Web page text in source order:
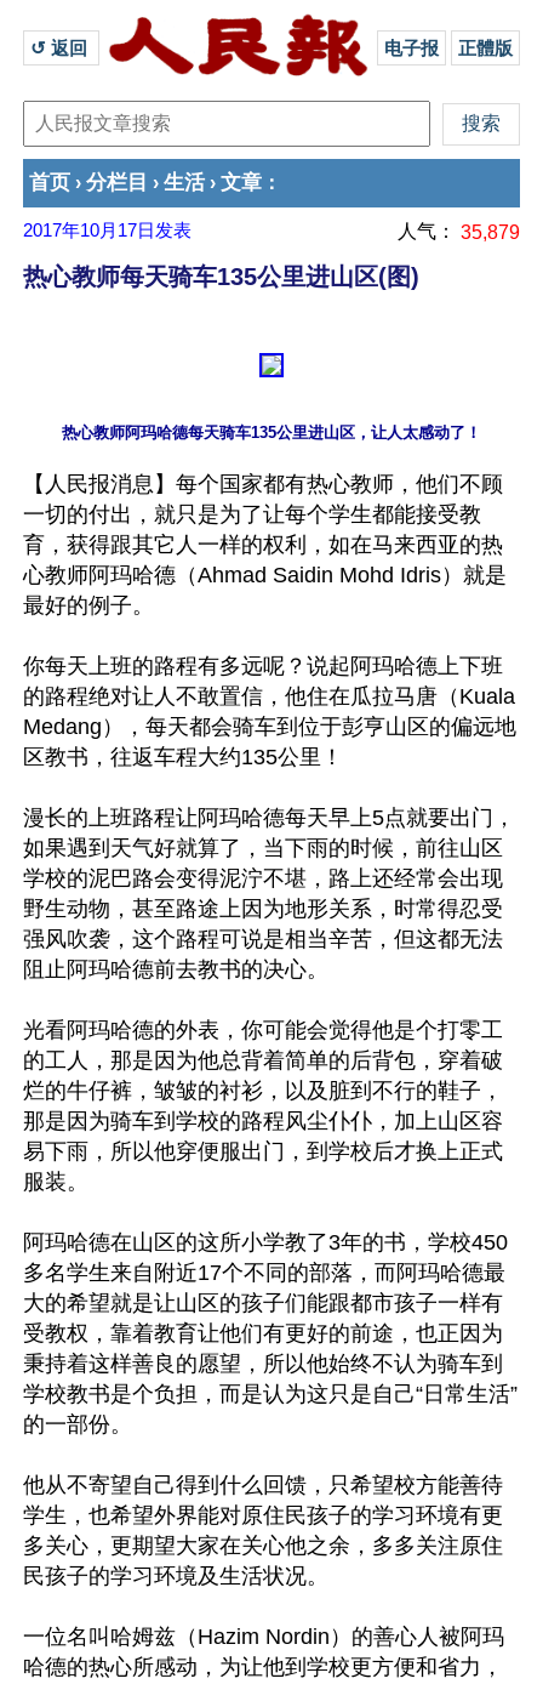
↺ 返回 电子报 正體版
首页 › 分栏目 › 生活 › 文章 ：
2017年10月17日 发表 人气： 35,879
热心教师每天骑车135公里进山区(图)
【人民报消息】每个国家都有热心教师，他们不顾
一切的付出，就只是为了让每个学生都能接受教
育，获得跟其它人一样的权利，如在马来西亚的热
心教师阿玛哈德（Ahmad Saidin Mohd Idris）就是
最好的例子。
你每天上班的路程有多远呢？说起阿玛哈德上下班
的路程绝对让人不敢置信，他住在瓜拉马唐（Kuala
Medang），每天都会骑车到位于彭亨山区的偏远地
区教书，往返车程大约135公里！
漫长的上班路程让阿玛哈德每天早上5点就要出门，
如果遇到天气好就算了，当下雨的时候，前往山区
学校的泥巴路会变得泥泞不堪，路上还经常会出现
野生动物，甚至路途上因为地形关系，时常得忍受
强风吹袭，这个路程可说是相当辛苦，但这都无法
阻止阿玛哈德前去教书的决心。
光看阿玛哈德的外表，你可能会觉得他是个打零工
的工人，那是因为他总背着简单的后背包，穿着破
烂的牛仔裤，皱皱的衬衫，以及脏到不行的鞋子，
那是因为骑车到学校的路程风尘仆仆，加上山区容
易下雨，所以他穿便服出门，到学校后才换上正式
服装。
阿玛哈德在山区的这所小学教了3年的书，学校450
多名学生来自附近17个不同的部落，而阿玛哈德最
大的希望就是让山区的孩子们能跟都市孩子一样有
受教权，靠着教育让他们有更好的前途，也正因为
秉持着这样善良的愿望，所以他始终不认为骑车到
学校教书是个负担，而是认为这只是自己“日常生活”
的一部份。
他从不寄望自己得到什么回馈，只希望校方能善待
学生，也希望外界能对原住民孩子的学习环境有更
多关心，更期望大家在关心他之余，多多关注原住
民孩子的学习环境及生活状况。
一位名叫哈姆兹（Hazim Nordin）的善心人被阿玛
哈德的热心所感动，为让他到学校更方便和省力，